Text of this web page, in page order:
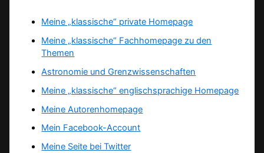
Meine „klassische“ private Homepage
Meine „klassische“ Fachhomepage zu den
Themen
Astronomie und Grenzwissenschaften
Meine „klassische“ englischsprachige Homepage
Meine Autorenhomepage
Mein Facebook-Account
Meine Seite bei Twitter